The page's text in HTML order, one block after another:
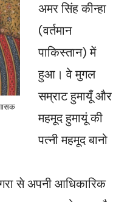
अमर सिंह कीन्हा
(वर्तमान
पाकिस्तान) में
हुआ। वे मुगल
सम्राट हुमायूँ और
महमूद हुमायूं की
पत्नी महमूद बानो
से अपनी आधिकारिक